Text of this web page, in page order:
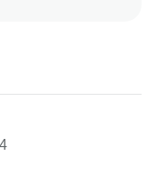
et essentiels à